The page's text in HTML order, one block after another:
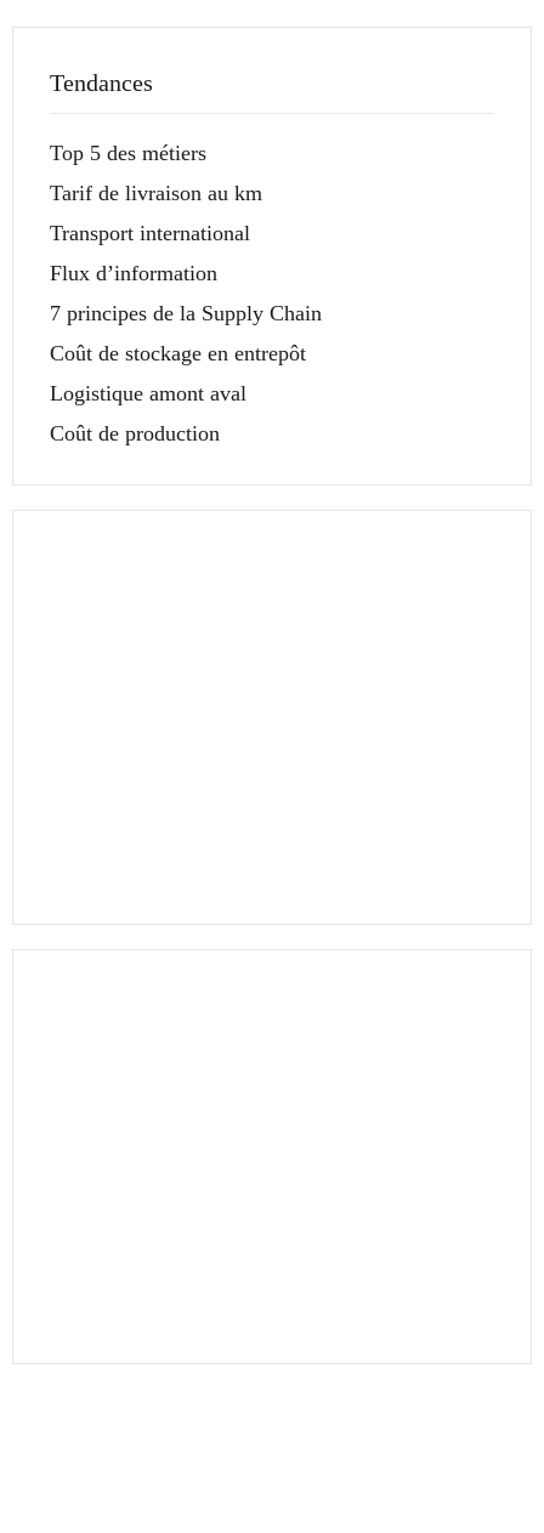
Tendances
Top 5 des métiers
Tarif de livraison au km
Transport international
Flux d’information
7 principes de la Supply Chain
Coût de stockage en entrepôt
Logistique amont aval
Coût de production